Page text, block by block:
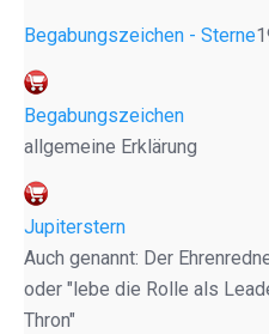
Begabungszeichen - Sterne
Begabungszeichen
allgemeine Erklärung
Jupiterstern
Auch genannt: Der
oder "lebe die Rolle als
Thron"